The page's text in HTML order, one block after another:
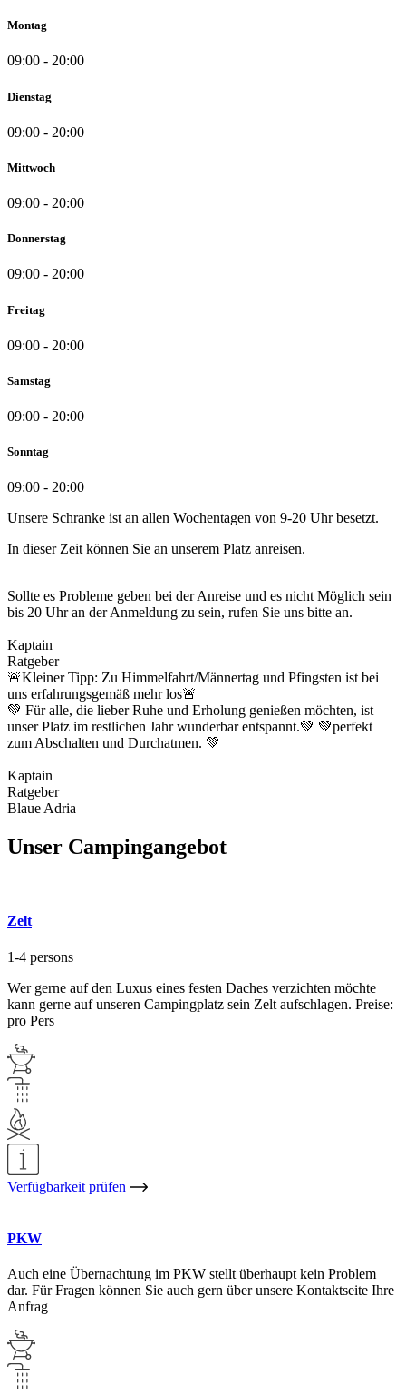
Montag
09:00 - 20:00
Dienstag
09:00 - 20:00
Mittwoch
09:00 - 20:00
Donnerstag
09:00 - 20:00
Freitag
09:00 - 20:00
Samstag
09:00 - 20:00
Sonntag
09:00 - 20:00
Unsere Schranke ist an allen Wochentagen von 9-20 Uhr besetzt.
In dieser Zeit können Sie an unserem Platz anreisen.
Sollte es Probleme geben bei der Anreise und es nicht Möglich sein
bis 20 Uhr an der Anmeldung zu sein, rufen Sie uns bitte an.
Kaptain
Ratgeber
🚨Kleiner Tipp: Zu Himmelfahrt/Männertag und Pfingsten ist bei
uns erfahrungsgemäß mehr los🚨
💚 Für alle, die lieber Ruhe und Erholung genießen möchten, ist
unser Platz im restlichen Jahr wunderbar entspannt.💚 💚perfekt
zum Abschalten und Durchatmen. 💚
Kaptain
Ratgeber
Blaue Adria
Unser Campingangebot
Zelt
1-4 persons
Wer gerne auf den Luxus eines festen Daches verzichten möchte
kann gerne auf unseren Campingplatz sein Zelt aufschlagen. Preise:
pro Pers
Verfügbarkeit prüfen
PKW
Auch eine Übernachtung im PKW stellt überhaupt kein Problem
dar. Für Fragen können Sie auch gern über unsere Kontaktseite Ihre
Anfrag